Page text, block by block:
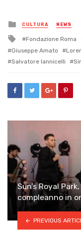
Posted
in
CULTURA NEWS
Tagged
with
Fondazione Roma
Giuseppe Amato
Salvatore Iannicelli
Sun’s Royal
compleanno in
PREVIOUS